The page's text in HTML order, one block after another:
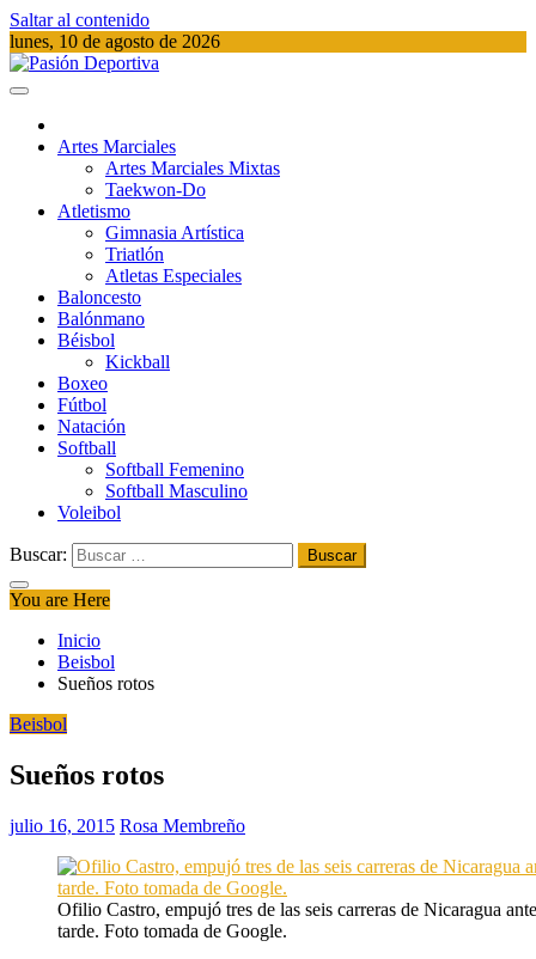
Saltar al contenido
lunes, 10 de agosto de 2026
Artes Marciales
Artes Marciales Mixtas
Taekwon-Do
Atletismo
Gimnasia Artística
Triatlón​
Atletas Especiales
Baloncesto
Balónmano
Béisbol
Kickball​
Boxeo
Fútbol
Natación​
Softball​
Softball​ Femenino
Softball​ Masculino
Voleibol​
Buscar:
You are Here
Inicio
Beisbol
Sueños rotos
Beisbol
Sueños rotos
julio 16, 2015 Rosa Membreño
Ofilio Castro, empujó tres de las seis carreras de Nicaragua
tarde. Foto tomada de Google.